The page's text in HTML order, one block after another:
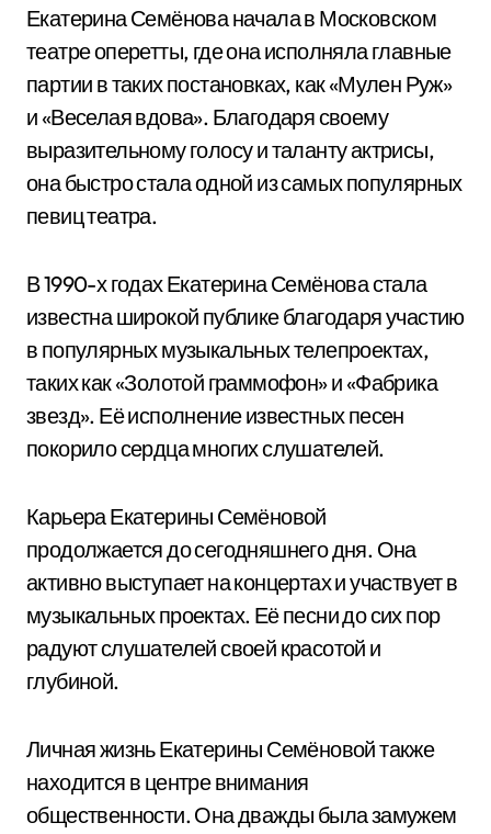
Екатерина Семёнова начала в Московском
театре оперетты, где она исполняла главные
партии в таких постановках, как «Мулен Руж»
и «Веселая вдова». Благодаря своему
выразительному голосу и таланту актрисы,
она быстро стала одной из самых популярных
певиц театра.
В 1990-х годах Екатерина Семёнова стала
известна широкой публике благодаря участию
в популярных музыкальных телепроектах,
таких как «Золотой граммофон» и «Фабрика
звезд». Её исполнение известных песен
покорило сердца многих слушателей.
Карьера Екатерины Семёновой
продолжается до сегодняшнего дня. Она
активно выступает на концертах и участвует в
музыкальных проектах. Её песни до сих пор
радуют слушателей своей красотой и
глубиной.
Личная жизнь Екатерины Семёновой также
находится в центре внимания
общественности. Она дважды была замужем